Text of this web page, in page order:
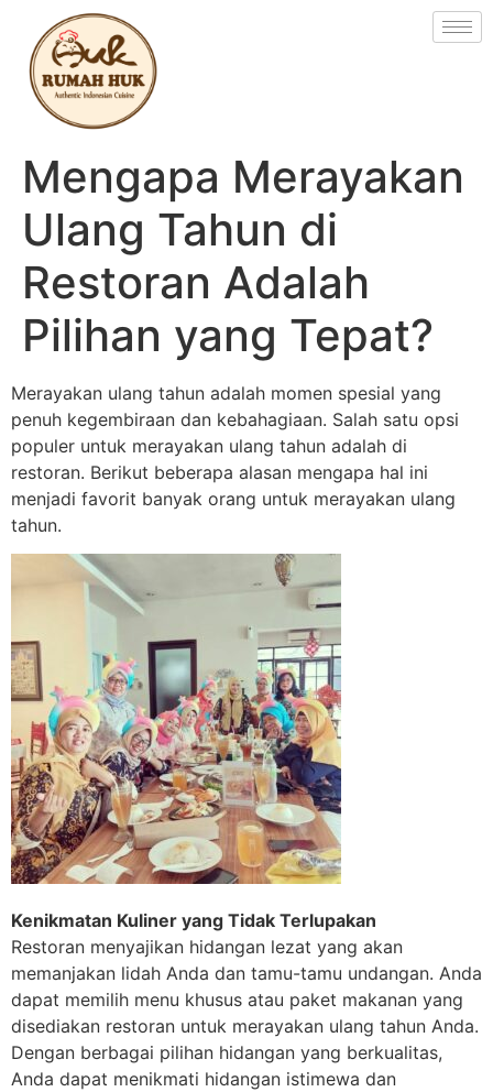
Mengapa Merayakan
Ulang Tahun di
Restoran Adalah
Pilihan yang Tepat?
Merayakan ulang tahun adalah momen spesial yang
penuh kegembiraan dan kebahagiaan. Salah satu opsi
populer untuk merayakan ulang tahun adalah di
restoran. Berikut beberapa alasan mengapa hal ini
menjadi favorit banyak orang untuk merayakan ulang
tahun.
Kenikmatan Kuliner yang Tidak Terlupakan
Restoran menyajikan hidangan lezat yang akan
memanjakan lidah Anda dan tamu-tamu undangan. Anda
dapat memilih menu khusus atau paket makanan yang
disediakan restoran untuk merayakan ulang tahun Anda.
Dengan berbagai pilihan hidangan yang berkualitas,
Anda dapat menikmati hidangan istimewa dan